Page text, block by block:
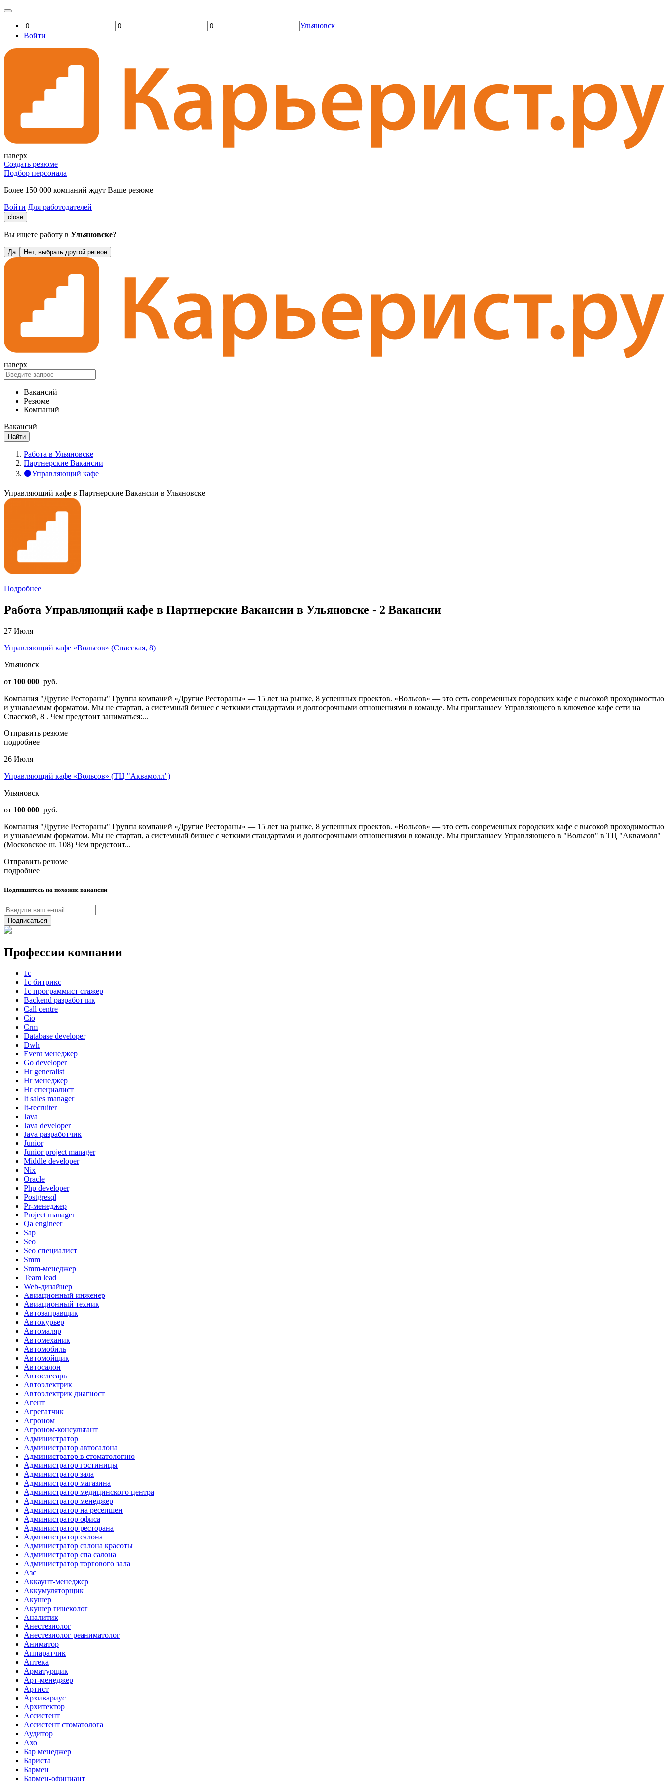
Ульяновск
Войти
наверх
Создать резюме
Подбор персонала
Более 150 000 компаний ждут Ваше резюме
Войти Для работодателей
close
Вы ищете работу в Ульяновске?
Да Нет, выбрать другой регион
наверх
Вакансий
Резюме
Компаний
Вакансий
Найти
Работа в Ульяновске
Партнерские Вакансии
⚫Управляющий кафе
Управляющий кафе в Партнерские Вакансии в Ульяновске
Подробнее
Работа Управляющий кафе в Партнерские Вакансии в Ульяновске - 2 Вакансии
27 Июля
Управляющий кафе «Вольсов» (Спасская, 8)
Ульяновск
от 100 000 руб.
Компания "Другие Рестораны" Группа компаний «Другие Рестораны» — 15 лет на рынке, 8 успешных проектов. «Вольсов» — это сеть современных городских кафе с высокой проходимостью
и узнаваемым форматом. Мы не стартап, а системный бизнес с четкими стандартами и долгосрочными отношениями в команде. Мы приглашаем Управляющего в ключевое кафе сети на
Спасской, 8 . Чем предстоит заниматься:...
Отправить резюме
подробнее
26 Июля
Управляющий кафе «Вольсов» (ТЦ "Аквамолл")
Ульяновск
от 100 000 руб.
Компания "Другие Рестораны" Группа компаний «Другие Рестораны» — 15 лет на рынке, 8 успешных проектов. «Вольсов» — это сеть современных городских кафе с высокой проходимостью
и узнаваемым форматом. Мы не стартап, а системный бизнес с четкими стандартами и долгосрочными отношениями в команде. Мы приглашаем Управляющего в "Вольсов" в ТЦ "Аквамолл"
(Московское ш. 108) Чем предстоит...
Отправить резюме
подробнее
Подпишитесь на похожие вакансии
Подписаться
Профессии компании
1с
1с битрикс
1с программист стажер
Backend разработчик
Call centre
Cio
Crm
Database developer
Dwh
Event менеджер
Go developer
Hr generalist
Hr менеджер
Hr специалист
It sales manager
It-recruiter
Java
Java developer
Java разработчик
Junior
Junior project manager
Middle developer
Nix
Oracle
Php developer
Postgresql
Pr-менеджер
Project manager
Qa engineer
Sap
Seo
Seo специалист
Smm
Smm-менеджер
Team lead
Web-дизайнер
Авиационный инженер
Авиационный техник
Автозаправщик
Автокурьер
Автомаляр
Автомеханик
Автомобиль
Автомойщик
Автосалон
Автослесарь
Автоэлектрик
Автоэлектрик диагност
Агент
Агрегатчик
Агроном
Агроном-консультант
Администратор
Администратор автосалона
Администратор в стоматологию
Администратор гостиницы
Администратор зала
Администратор магазина
Администратор медицинского центра
Администратор менеджер
Администратор на ресепшен
Администратор офиса
Администратор ресторана
Администратор салона
Администратор салона красоты
Администратор спа салона
Администратор торгового зала
Азс
Аккаунт-менеджер
Аккумуляторщик
Акушер
Акушер гинеколог
Аналитик
Анестезиолог
Анестезиолог реаниматолог
Аниматор
Аппаратчик
Аптека
Арматурщик
Арт-менеджер
Артист
Архивариус
Архитектор
Ассистент
Ассистент стоматолога
Аудитор
Ахо
Бар менеджер
Бариста
Бармен
Бармен-официант